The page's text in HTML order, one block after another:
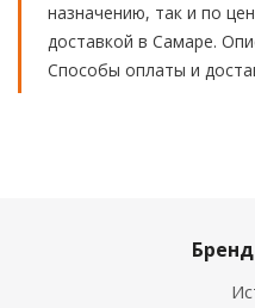
назначению, так и по
доставкой в Самаре.
Способы оплаты и
Бренд